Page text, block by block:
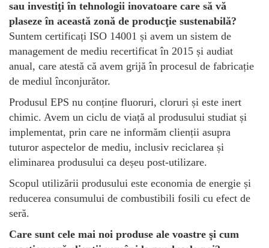
sau investiţi în tehnologii inovatoare care să vă
plaseze în această zonă de producţie sustenabilă?
Suntem certificați ISO 14001 și avem un sistem de
management de mediu recertificat în 2015 și audiat
anual, care atestă că avem grijă în procesul de fabricație
de mediul înconjurător.
Produsul EPS nu conține fluoruri, cloruri și este inert
chimic. Avem un ciclu de viață al produsului studiat și
implementat, prin care ne informăm clienții asupra
tuturor aspectelor de mediu, inclusiv reciclarea și
eliminarea produsului ca deșeu post-utilizare.
Scopul utilizării produsului este economia de energie și
reducerea consumului de combustibili fosili cu efect de
seră.
Care sunt cele mai noi produse ale voastre şi cum